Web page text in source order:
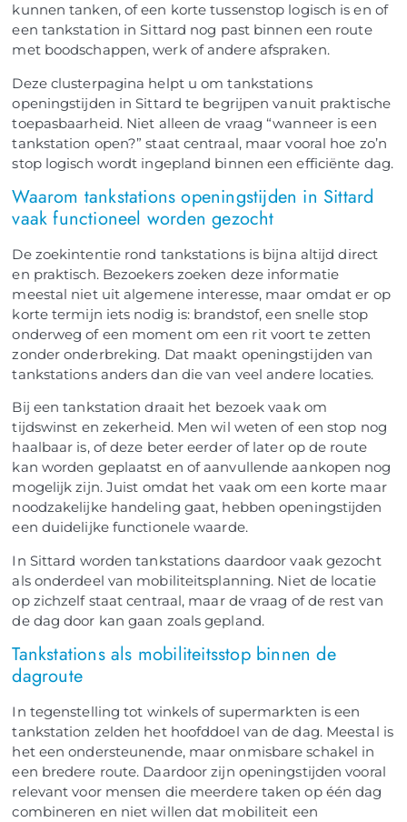
kunnen tanken, of een korte tussenstop logisch is en of
een tankstation in Sittard nog past binnen een route
met boodschappen, werk of andere afspraken.
Deze clusterpagina helpt u om tankstations
openingstijden in Sittard te begrijpen vanuit praktische
toepasbaarheid. Niet alleen de vraag “wanneer is een
tankstation open?” staat centraal, maar vooral hoe zo’n
stop logisch wordt ingepland binnen een efficiënte dag.
Waarom tankstations openingstijden in Sittard
vaak functioneel worden gezocht
De zoekintentie rond tankstations is bijna altijd direct
en praktisch. Bezoekers zoeken deze informatie
meestal niet uit algemene interesse, maar omdat er op
korte termijn iets nodig is: brandstof, een snelle stop
onderweg of een moment om een rit voort te zetten
zonder onderbreking. Dat maakt openingstijden van
tankstations anders dan die van veel andere locaties.
Bij een tankstation draait het bezoek vaak om
tijdswinst en zekerheid. Men wil weten of een stop nog
haalbaar is, of deze beter eerder of later op de route
kan worden geplaatst en of aanvullende aankopen nog
mogelijk zijn. Juist omdat het vaak om een korte maar
noodzakelijke handeling gaat, hebben openingstijden
een duidelijke functionele waarde.
In Sittard worden tankstations daardoor vaak gezocht
als onderdeel van mobiliteitsplanning. Niet de locatie
op zichzelf staat centraal, maar de vraag of de rest van
de dag door kan gaan zoals gepland.
Tankstations als mobiliteitsstop binnen de
dagroute
In tegenstelling tot winkels of supermarkten is een
tankstation zelden het hoofddoel van de dag. Meestal is
het een ondersteunende, maar onmisbare schakel in
een bredere route. Daardoor zijn openingstijden vooral
relevant voor mensen die meerdere taken op één dag
combineren en niet willen dat mobiliteit een